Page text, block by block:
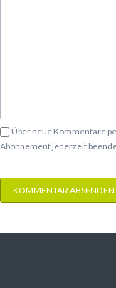
Über neue Kommentare
Abonnement jederzeit
KOMMENTAR ABSENDEN